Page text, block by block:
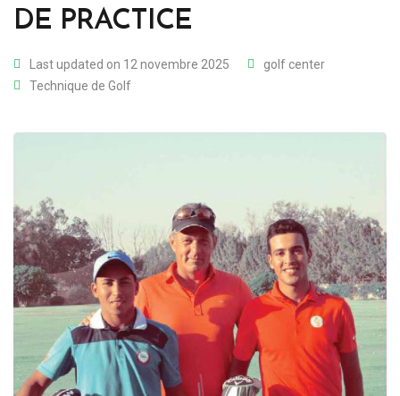
DE PRACTICE
Last updated on 12 novembre 2025
golf center
Technique de Golf